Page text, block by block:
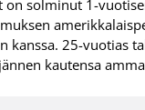
on solminut 1-
kanssa. 25-vuotias
kautensa